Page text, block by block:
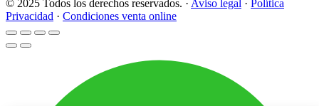
© 2025 Todos los derechos reservados. · Aviso legal · Política
Privacidad · Condiciones venta online